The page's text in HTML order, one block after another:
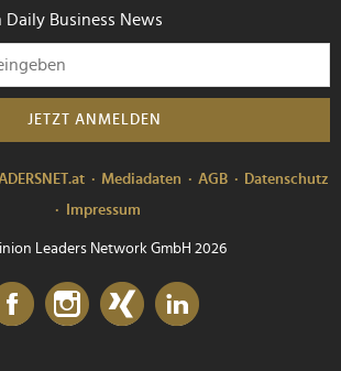
Business News
JETZT ANMELDEN
Mediadaten AGB
Datenschutz
Impressum
Leaders Network GmbH 2026